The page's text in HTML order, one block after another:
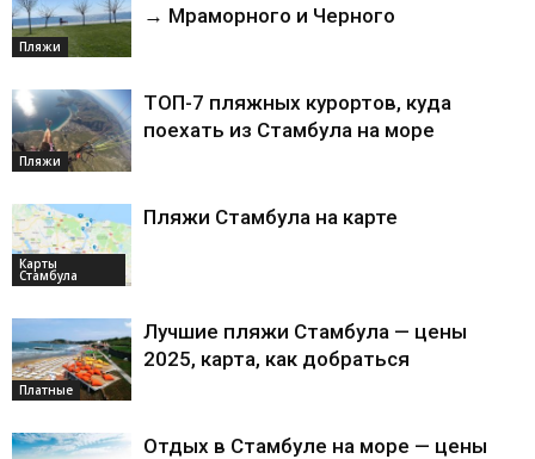
Пляжи
→ Мраморного и Черного
Пляжи
ТОП-7 пляжных курортов, куда
поехать из Стамбула на море
Карты
Стамбула
Пляжи Стамбула на карте
Платные
Лучшие пляжи Стамбула — цены
2025, карта, как добраться
Отдых в Стамбуле на море — цены